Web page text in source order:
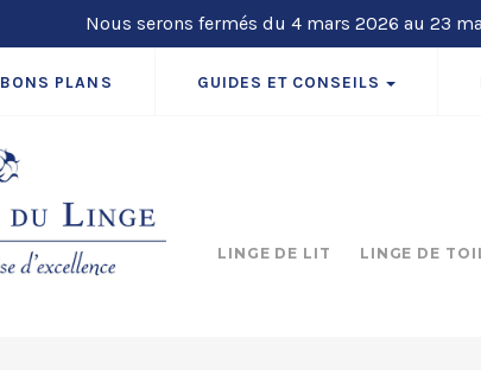
Nous serons fermés du 4 mars 2026 au 23
BONS PLANS GUIDES ET CONSEILS
LINGE DE LIT LINGE DE